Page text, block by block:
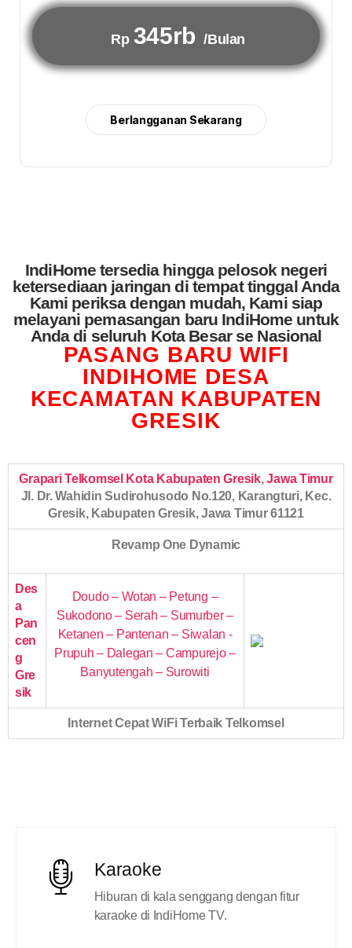
Rp 345rb /Bulan
Berlangganan Sekarang
IndiHome tersedia hingga pelosok negeri
ketersediaan jaringan di tempat tinggal Anda
Kami periksa dengan mudah, Kami siap
melayani pemasangan baru IndiHome untuk
Anda di seluruh Kota Besar se Nasional
PASANG BARU WIFI
INDIHOME DESA
KECAMATAN KABUPATEN
GRESIK
Grapari Telkomsel Kota Kabupaten Gresik,Jawa Timur
Jl. Dr. Wahidin Sudirohusodo No.120, Karangturi, Kec.
Gresik, Kabupaten Gresik, Jawa Timur 61121
Revamp One Dynamic
Des
a
Pan
cen
g
Gre
sik
Doudo – Wotan – Petung –
Sukodono – Serah – Sumurber –
Ketanen – Pantenan – Siwalan -
Prupuh – Dalegan – Campurejo –
Banyutengah – Surowiti
Internet Cepat WiFi Terbaik Telkomsel
Karaoke
Hiburan di kala senggang dengan fitur
karaoke di IndiHome TV.